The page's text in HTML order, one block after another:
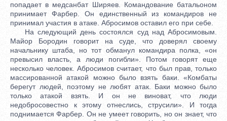
попадает в медсанбат Ширяев. Командование батальоном
принимает Фарбер. Он единственный из командиров не
принимал участия в атаке. Абросимов оставил его при себе.
На следующий день состоялся суд над Абросимовым.
Майор Бородин говорит на суде, что доверял своему
начальнику штаба, но тот обманул командира полка, «он
превысил власть, а люди погибли». Потом говорят еще
несколько человек. Абросимов считает, что был прав, только
массированной атакой можно было взять баки. «Комбаты
берегут людей, поэтому не любят атак. Баки можно было
только атакой взять. И он не виноват, что люди
недобросовестно к этому отнеслись, струсили». И тогда
поднимается Фарбер. Он не умеет говорить, но он знает, что